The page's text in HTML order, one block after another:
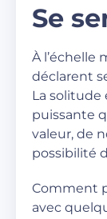
Se
À l’échelle
déclarent
La
puissante
valeur, de
possibilité
Comment
avec